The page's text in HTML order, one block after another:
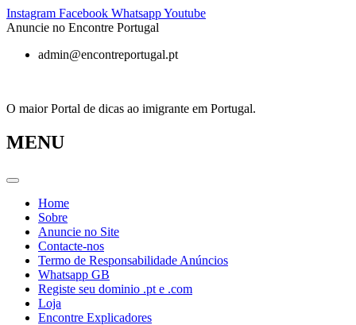
Pular
para
conteúdo
Instagram Facebook WhatsappYoutube
Anuncie no Encontre Portugal
admin@encontreportugal.pt
O maior Portal de dicas ao imigrante em Portugal.
MENU
Home
Sobre
Anuncie no Site
Contacte-nos
Termo de Responsabilidade Anúncios
Whatsapp GB
Registe seu dominio .pt e .com
Loja
Encontre Explicadores